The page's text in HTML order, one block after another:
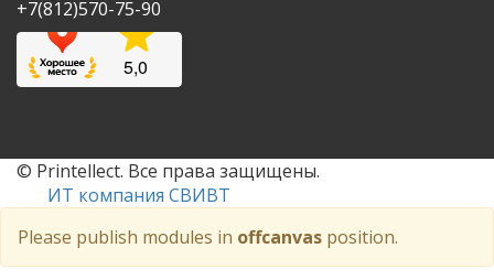
+7(812)570-75-90
© Printellect. Все права защищены.
ИТ компания СВИВТ
Please publish modules in offcanvas position.